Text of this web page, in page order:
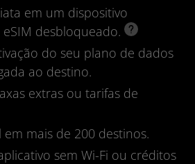
em um dispositivo
desbloqueado.
do seu plano de dados
ao destino.
extras ou tarifas de
em mais de 200 destinos.
sem Wi-Fi ou créditos